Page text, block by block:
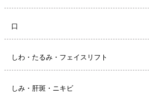
口
しわ・たるみ・フェイスリフト
しみ・肝斑・ニキビ